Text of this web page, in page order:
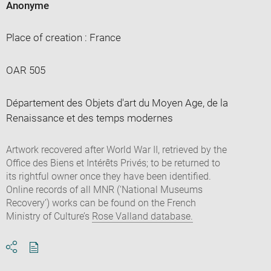
Anonyme
Place of creation : France
OAR 505
Département des Objets d'art du Moyen Age, de la
Renaissance et des temps modernes
Artwork recovered after World War II, retrieved by the
Office des Biens et Intérêts Privés; to be returned to
its rightful owner once they have been identified.
Online records of all MNR (‘National Museums
Recovery’) works can be found on the French
Ministry of Culture’s Rose Valland database.